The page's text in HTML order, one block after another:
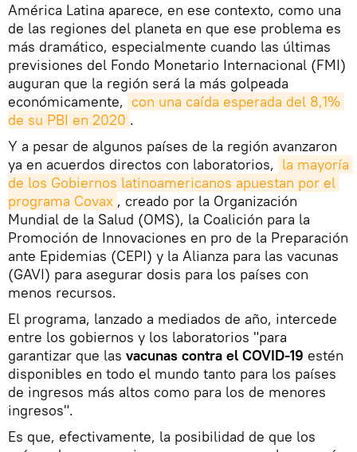
América Latina aparece, en ese contexto, como una
de las regiones del planeta en que ese problema es
más dramático, especialmente cuando las últimas
previsiones del Fondo Monetario Internacional (FMI)
auguran que la región será la más golpeada
económicamente, con una caída esperada del 8,1%
de su PBI en 2020 .
Y a pesar de algunos países de la región avanzaron
ya en acuerdos directos con laboratorios, la mayoría
de los Gobiernos latinoamericanos apuestan por el
programa Covax , creado por la Organización
Mundial de la Salud (OMS), la Coalición para la
Promoción de Innovaciones en pro de la Preparación
ante Epidemias (CEPI) y la Alianza para las vacunas
(GAVI) para asegurar dosis para los países con
menos recursos.
El programa, lanzado a mediados de año, intercede
entre los gobiernos y los laboratorios "para
garantizar que las vacunas contra el COVID-19 estén
disponibles en todo el mundo tanto para los países
de ingresos más altos como para los de menores
ingresos".
Es que, efectivamente, la posibilidad de que los